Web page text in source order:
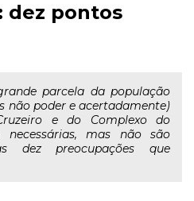
dez pontos
parcela da população
não poder e acertadamente)
e do Complexo do
mas não são
dez preocupações que